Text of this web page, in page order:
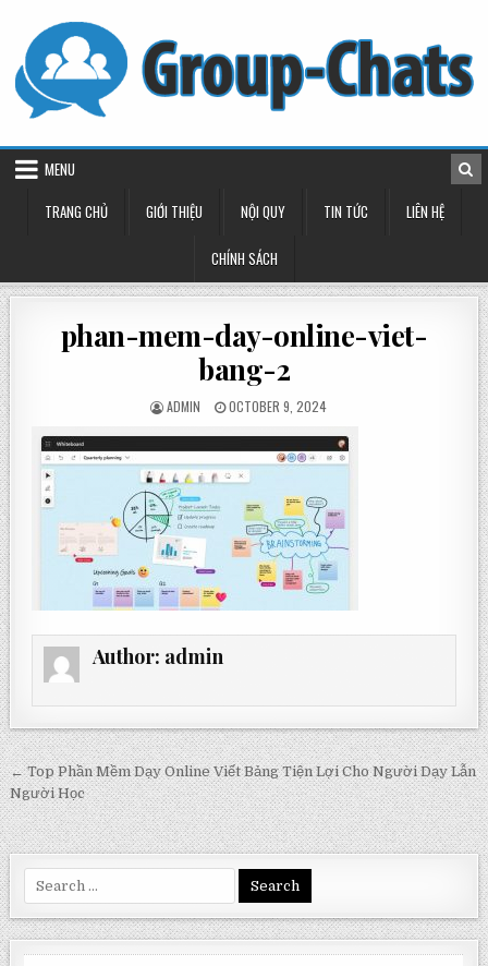
content
MENU
TRANG CHỦ
GIỚI THIỆU NỘI QUY TIN TỨC LIÊN HỆ
CHÍNH SÁCH
phan-mem-day-online-viet-
bang-2
POSTED
ADMIN
POSTED
OCTOBER 9, 2024
Author: admin
Post
navigation
← Top Phần Mềm Dạy Online Viết Bảng Tiện Lợi Cho Người Dạy Lẫn
Người Học
for: